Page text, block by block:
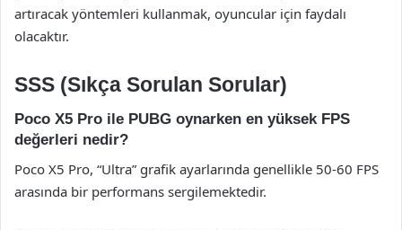
artıracak yöntemleri kullanmak, oyuncular için faydalı
olacaktır.
SSS (Sıkça Sorulan Sorular)
Poco X5 Pro ile PUBG oynarken en yüksek FPS
değerleri nedir?
Poco X5 Pro, “Ultra” grafik ayarlarında genellikle 50-60 FPS
arasında bir performans sergilemektedir.